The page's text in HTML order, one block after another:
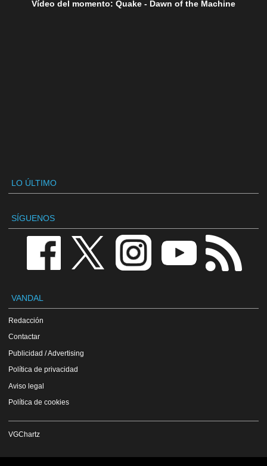
Vídeo del momento: Quake - Dawn of the Machine
LO ÚLTIMO
SÍGUENOS
VANDAL
Redacción
Contactar
Publicidad / Advertising
Política de privacidad
Aviso legal
Política de cookies
VGChartz